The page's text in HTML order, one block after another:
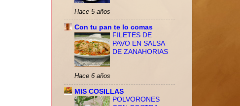
Hace 5 años
Con tu pan te lo comas
FILETES DE
PAVO EN SALSA
DE ZANAHORIAS
Hace 6 años
MIS COSILLAS
POLVORONES